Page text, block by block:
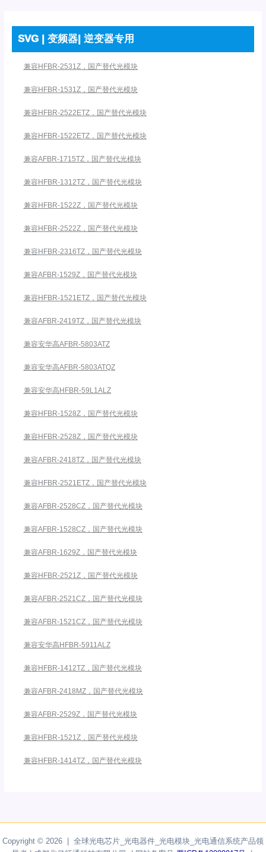
SVG | 变频器| 逆变器专用
兼容HFBR-2531Z，国产替代光模块
兼容HFBR-1531Z，国产替代光模块
兼容HFBR-2522ETZ，国产替代光模块
兼容HFBR-1522ETZ，国产替代光模块
兼容AFBR-1715TZ，国产替代光模块
兼容HFBR-1312TZ，国产替代光模块
兼容HFBR-1522Z，国产替代光模块
兼容HFBR-2522Z，国产替代光模块
兼容HFBR-2316TZ，国产替代光模块
兼容AFBR-1529Z，国产替代光模块
兼容HFBR-1521ETZ，国产替代光模块
兼容AFBR-2419TZ，国产替代光模块
兼容安华高AFBR-5803ATZ
兼容安华高AFBR-5803ATQZ
兼容安华高HFBR-59L1ALZ
兼容HFBR-1528Z，国产替代光模块
兼容HFBR-2528Z，国产替代光模块
兼容AFBR-2418TZ，国产替代光模块
兼容HFBR-2521ETZ，国产替代光模块
兼容AFBR-2528CZ，国产替代光模块
兼容AFBR-1528CZ，国产替代光模块
兼容AFBR-1629Z，国产替代光模块
兼容HFBR-2521Z，国产替代光模块
兼容AFBR-2521CZ，国产替代光模块
兼容AFBR-1521CZ，国产替代光模块
兼容安华高HFBR-5911ALZ
兼容HFBR-1412TZ，国产替代光模块
兼容AFBR-2418MZ，国产替代光模块
兼容AFBR-2529Z，国产替代光模块
兼容HFBR-1521Z，国产替代光模块
兼容HFBR-1414TZ，国产替代光模块
Copyright © 2026 | 全球光电芯片_光电器件_光电模块_光电通信系统产品领